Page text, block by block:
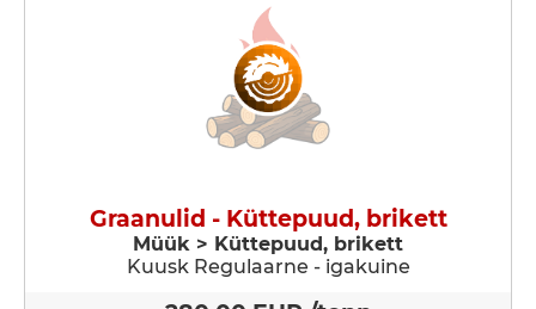
Graanulid - Küttepuud, brikett
Müük > Küttepuud, brikett
Kuusk Regulaarne - igakuine